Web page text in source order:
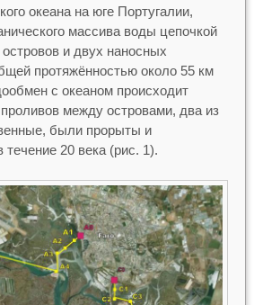
океана на юге Португалии,
массива воды цепочкой
и двух наносных
протяжённостью около 55 км
с океаном происходит
между островами, два из
были прорыты и
20 века (рис. 1).